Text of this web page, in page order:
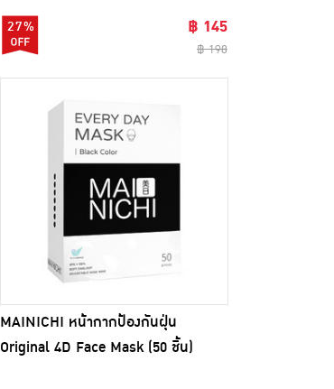
27% ฿ 145
฿ 198
MAINICHI หน้ากากป้องกันฝุ่น
Original 4D Face Mask (50 ชิ้น)